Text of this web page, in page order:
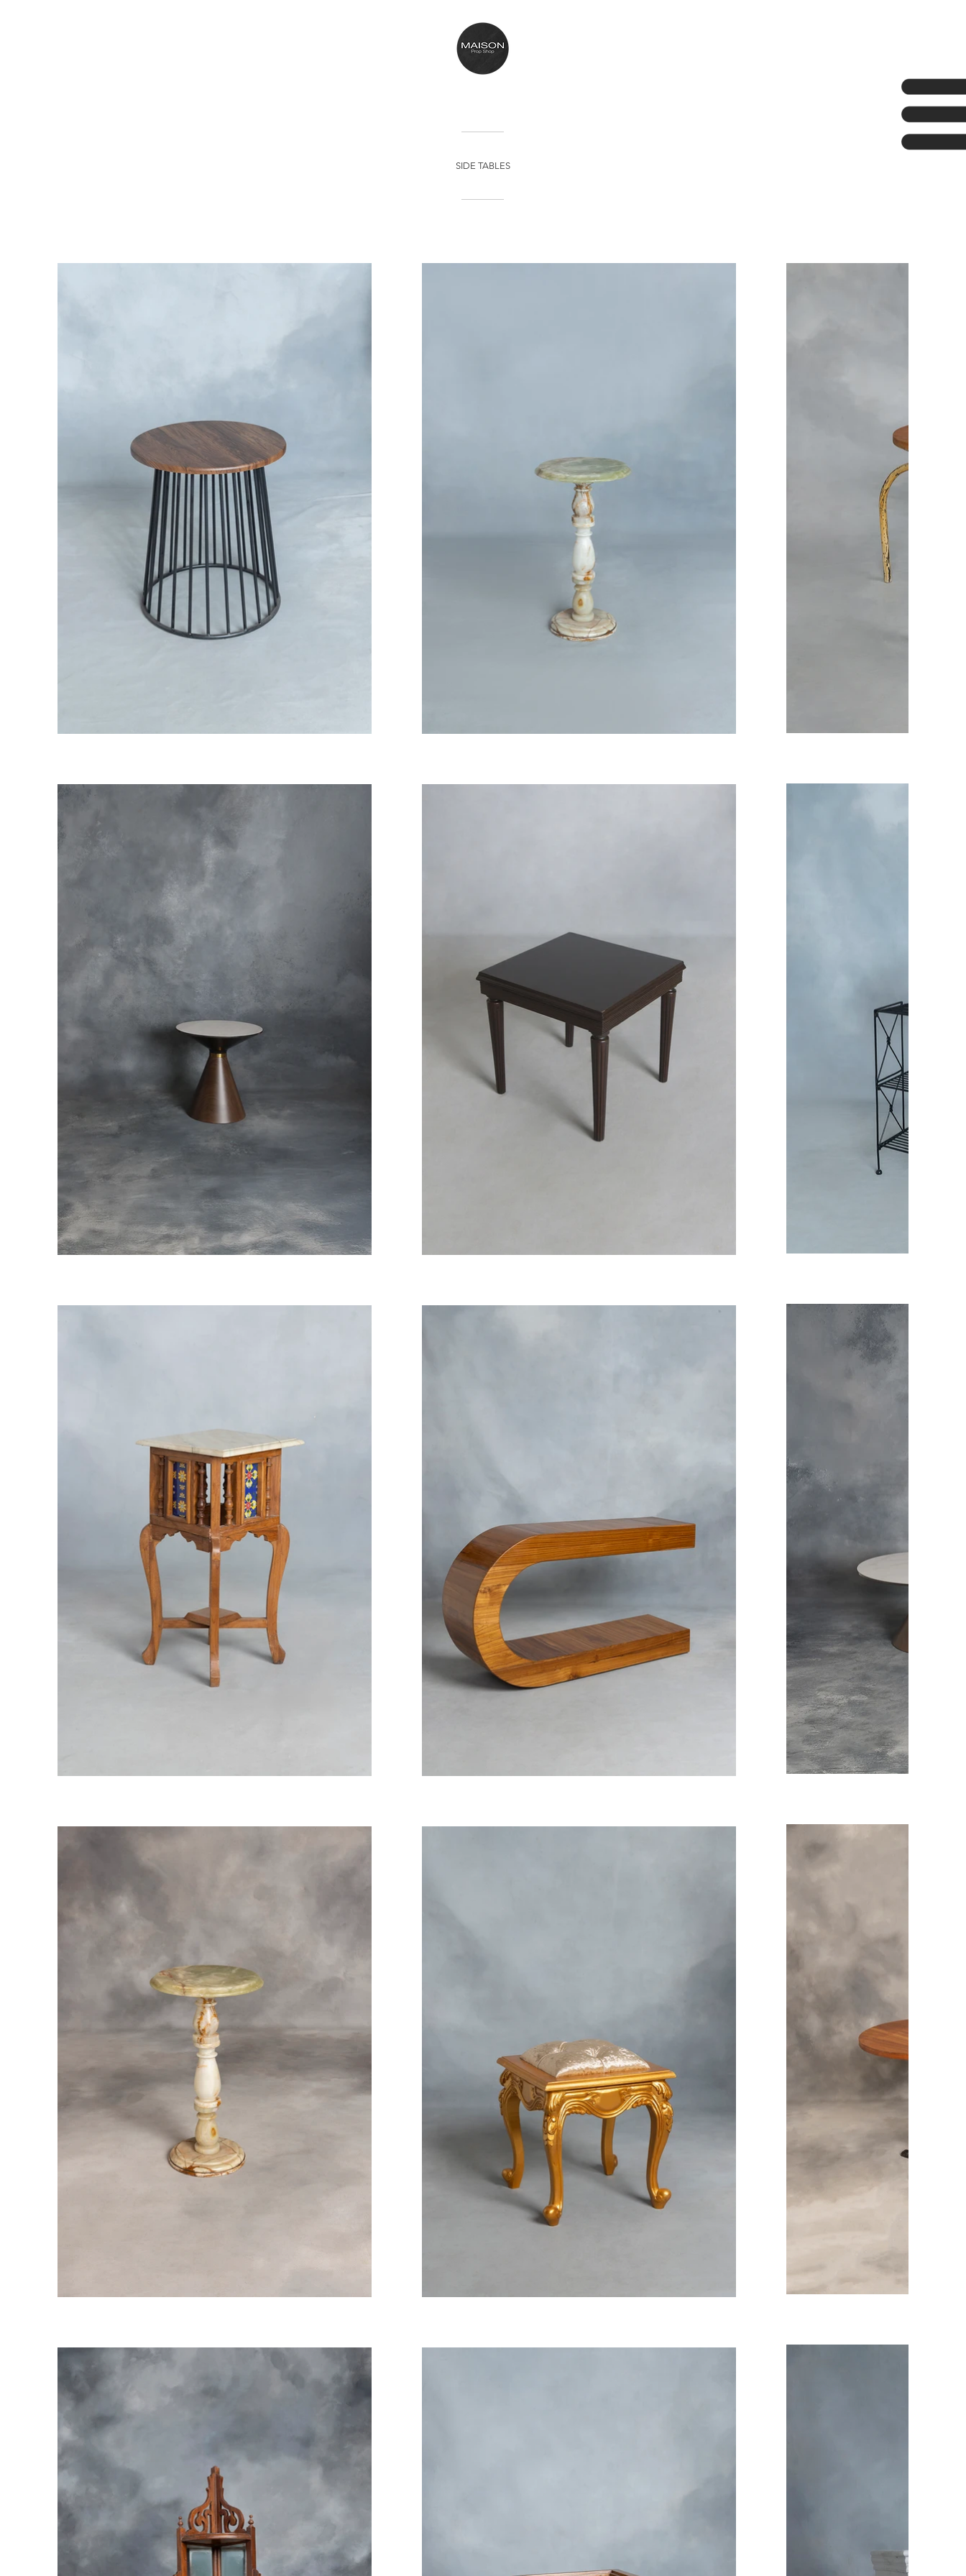
SIDE TABLES